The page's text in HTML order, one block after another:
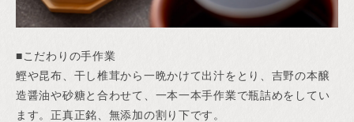
■こだわりの手作業
鰹や昆布、干し椎茸から一晩かけて出汁をとり、吉野の本醸
造醤油や砂糖と合わせて、一本一本手作業で瓶詰めをしてい
ます。正真正銘、無添加の割り下です。